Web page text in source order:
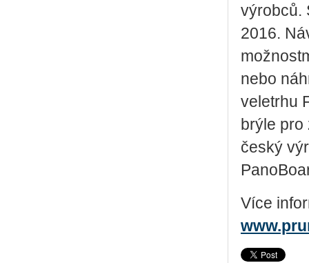
výrobců.
2016.
nebo
veletrhu
brýle
český
Více